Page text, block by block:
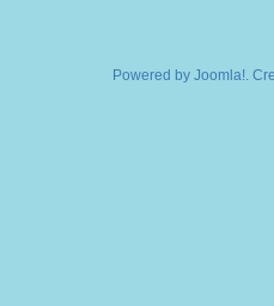
Powered by Joomla!.